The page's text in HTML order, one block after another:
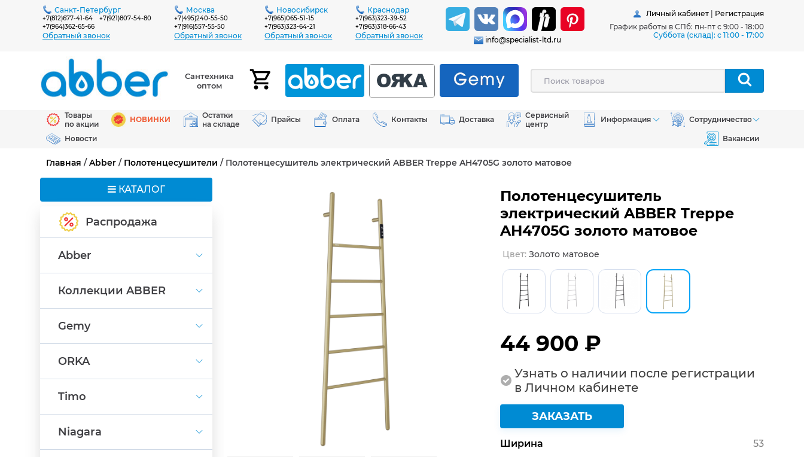
Санкт-Петербург
+7(812)677-41-64
+7(964)362-65-66
+7(921)807-54-80
Обратный звонок
Москва
+7(495)240-55-50
+7(916)557-55-50
Обратный звонок
Новосибирск
+7(965)065-51-15
+7(963)323-64-21
Обратный звонок
Краснодар
+7(963)323-39-52
+7(963)318-66-43
Обратный звонок info@specialist-ltd.ru
Личный кабинет| Регистрация
График работы в СПб: пн-пт с 9:00 - 18:00
Суббота (склад): c 11:00 - 17:00
Сантехника
оптом
Товары
по акции
НОВИНКИ
Остатки
на складе
Прайсы Оплата Контакты Доставка
Сервисный
центр
Информация Сотрудничество
Новости Вакансии
Главная /Abber / Полотенцесушители / Полотенцесушитель электрический ABBER Treppe AH4705G золото матовое
КАТАЛОГ
Распродажа
Abber
Коллекции ABBER
Gemy
ORKA
Timo
Niagara
Полотенцесушитель
электрический ABBER Treppe
AH4705G золото матовое
цвет: золото матовое
44 900 ₽
Узнать о наличии после регистрации
в Личном кабинете
ЗАКАЗАТЬ
Ширина
53